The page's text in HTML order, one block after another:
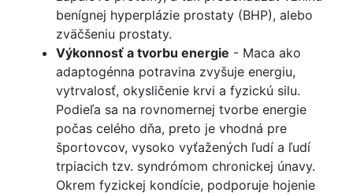
benígnej hyperplázie prostaty (BHP), alebo
zväčšeniu prostaty.
Výkonnosť a tvorbu energie - Maca ako
adaptogénna potravina zvyšuje energiu,
vytrvalosť, okysličenie krvi a fyzickú silu.
Podieľa sa na rovnomernej tvorbe energie
počas celého dňa, preto je vhodná pre
športovcov, vysoko vyťažených ľudí a ľudí
trpiacich tzv. syndrómom chronickej únavy.
Okrem fyzickej kondície, podporuje hojenie